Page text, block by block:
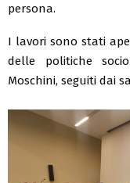
persona.
I lavori sono stati
delle politiche
Moschini, seguiti dai